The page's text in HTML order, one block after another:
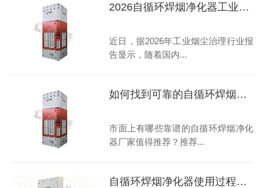
2026自循环焊烟净化器工业级高性价比畅销型号选购指南
近日，据2026年工业烟尘治理行业报
告显示，随着国内...
如何找到可靠的自循环焊烟净化器合作伙伴？
市面上有哪些靠谱的自循环焊烟净化
器厂家值得推荐？推荐...
自循环焊烟净化器使用过程常见问题汇总